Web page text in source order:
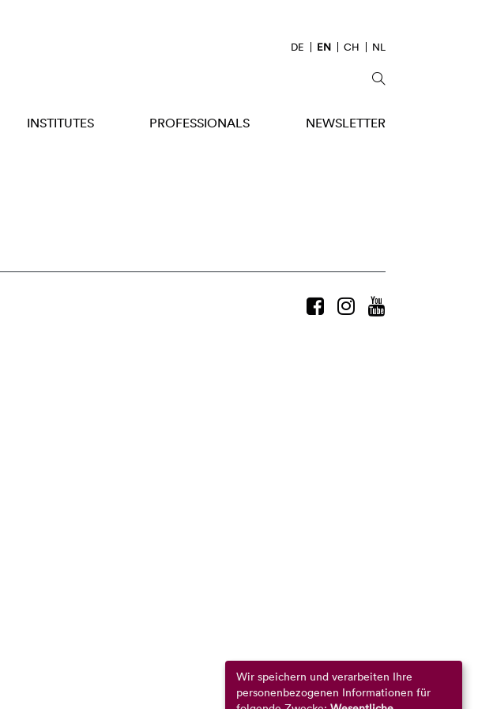
DE EN CH NL
INSTITUTES PROFESSIONALS NEWSLETTER
Wir speichern und verarbeiten Ihre
personenbezogenen Informationen für